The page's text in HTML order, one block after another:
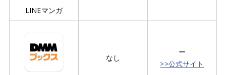
LINEマンガ
なし
ー
>>公式サイト